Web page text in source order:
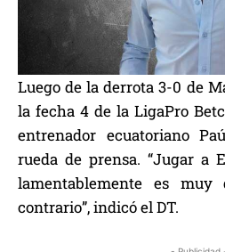
Luego de la derrota 3-0 de
la fecha 4 de la LigaPro
entrenador ecuatoriano
rueda de prensa. “Jugar a
lamentablemente es
contrario”, indicó el DT.